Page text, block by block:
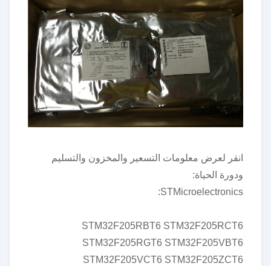
انقر لعرض معلومات التسعير والمخزون والتسليم
ودورة الحياة:
STMicroelectronics:
STM32F205RBT6 STM32F205RCT6
STM32F205RGT6 STM32F205VBT6
STM32F205VCT6 STM32F205ZCT6